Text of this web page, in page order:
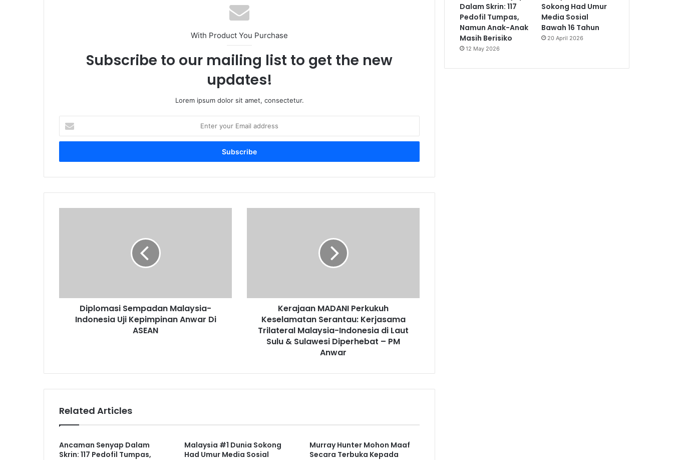
With Product You Purchase
Subscribe to our mailing list to get the new
updates!
Lorem ipsum dolor sit amet, consectetur.
your
Email
ASEAN
Diplomasi Sempadan Malaysia-
Indonesia Uji Kepimpinan Anwar Di
ASEAN
Indonesia
Sulu
Anwar
Kerajaan MADANI Perkukuh
Keselamatan Serantau: Kerjasama
Trilateral Malaysia-Indonesia di Laut
Sulu & Sulawesi Diperhebat – PM
Anwar
Related Articles
Ancaman Senyap Dalam
Skrin: 117 Pedofil Tumpas,
Malaysia #1 Dunia Sokong
Had Umur Media Sosial
Murray Hunter Mohon Maaf
Secara Terbuka Kepada
Dalam Skrin: 117
Pedofil Tumpas,
Namun Anak-Anak
Masih Berisiko
12 May 2026
Sokong Had Umur
Media Sosial
Bawah 16 Tahun
20 April 2026